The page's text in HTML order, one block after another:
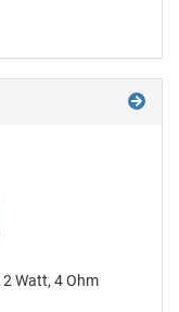
Watt, 4 Ohm